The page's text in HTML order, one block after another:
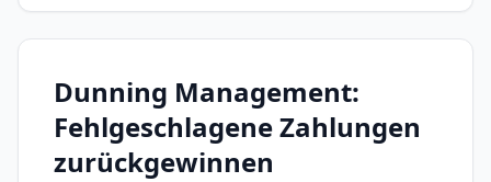
Dunning Management:
Fehlgeschlagene Zahlungen
zurückgewinnen